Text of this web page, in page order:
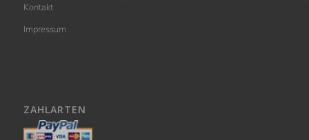
Kontakt
Impressum
ZAHLARTEN